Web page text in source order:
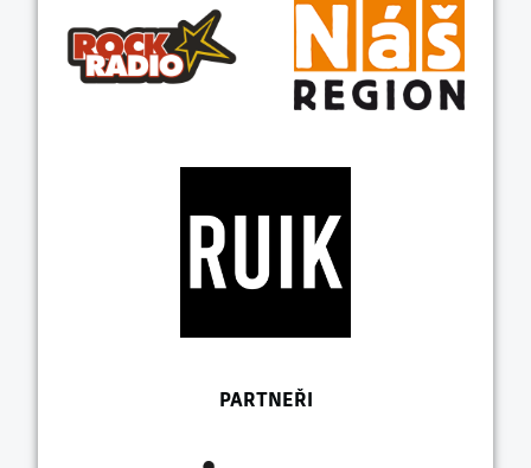
PARTNEŘI